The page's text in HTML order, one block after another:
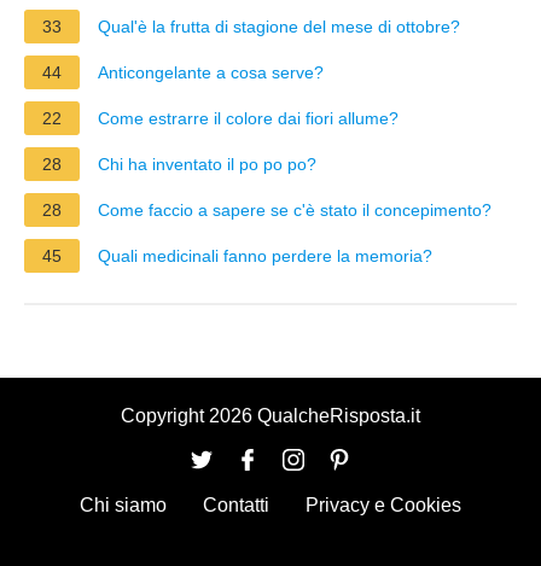
33 Qual'è la frutta di stagione del mese di ottobre?
44 Anticongelante a cosa serve?
22 Come estrarre il colore dai fiori allume?
28 Chi ha inventato il po po po?
28 Come faccio a sapere se c'è stato il concepimento?
45 Quali medicinali fanno perdere la memoria?
Copyright 2026 QualcheRisposta.it
Chi siamo Contatti Privacy e Cookies